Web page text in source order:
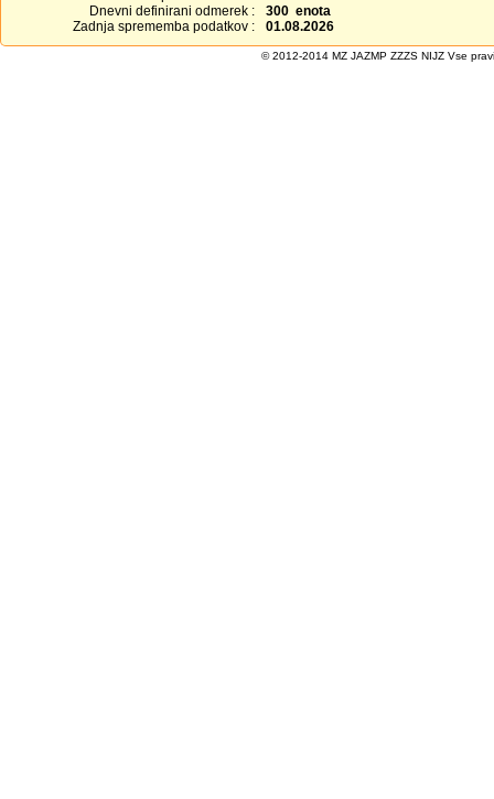
Dnevni definirani odmerek :
300 enota
Zadnja sprememba podatkov :
01.08.2026
© 2012-2014 MZ JAZMP ZZZS NIJZ Vse